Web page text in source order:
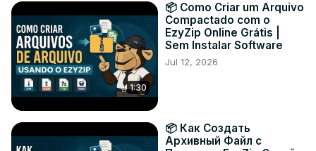
1:30
📦 Como Criar um Arquivo
Compactado com o
EzyZip Online Grátis |
Sem Instalar Software
Jul 12, 2026
📦 Как Создать
Архивный Файл с